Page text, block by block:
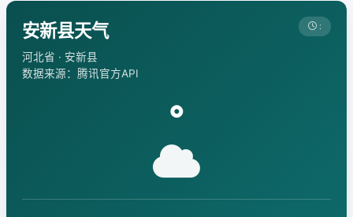
安新县天气
河北省 · 安新县
数据来源：腾讯官方API
:
°